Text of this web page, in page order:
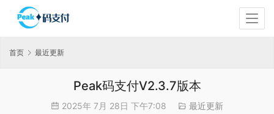
首页 最近更新
Peak码支付V2.3.7版本
2025年 7月 28日 下午7:08 最近更新